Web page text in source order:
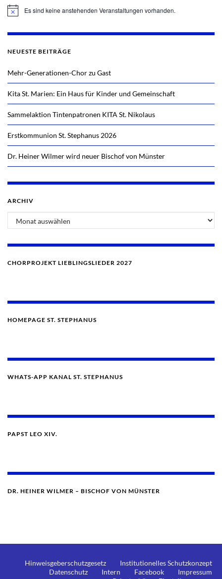
HinweisEs sind keine anstehenden Veranstaltungen vorhanden.
NEUESTE BEITRÄGE
Mehr-Generationen-Chor zu Gast
Kita St. Marien: Ein Haus für Kinder und Gemeinschaft
Sammelaktion Tintenpatronen KITA St. Nikolaus
Erstkommunion St. Stephanus 2026
Dr. Heiner Wilmer wird neuer Bischof von Münster
ARCHIV
Archiv
CHORPROJEKT LIEBLINGSLIEDER 2027
HOMEPAGE ST. STEPHANUS
WHATS-APP KANAL ST. STEPHANUS
PAPST LEO XIV.
DR. HEINER WILMER – BISCHOF VON MÜNSTER
Hinweisgeberschutzgesetz
Institutionelles Schutzkonzept
Datenschutz
Intern Facebook
Impressum